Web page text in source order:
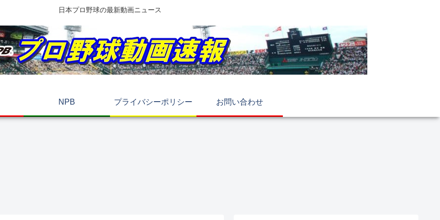
日本プロ野球の最新動画ニュース
NPB プライバシーポリシー お問い合わせ